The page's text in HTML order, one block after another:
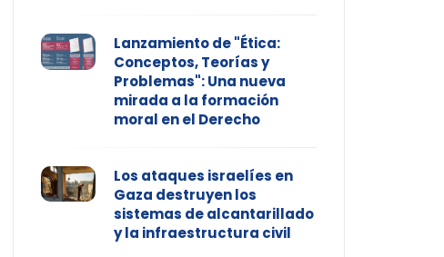
Lanzamiento de "Ética:
Conceptos, Teorías y
Problemas": Una nueva
mirada a la formación
moral en el Derecho
Los ataques israelíes en
Gaza destruyen los
sistemas de alcantarillado
y la infraestructura civil